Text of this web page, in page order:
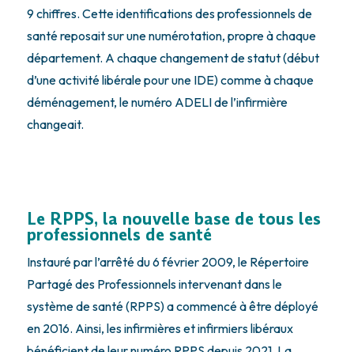
9 chiffres. Cette identifications des professionnels de
santé reposait sur une numérotation, propre à chaque
département. A chaque changement de statut (début
d’une activité libérale pour une IDE) comme à chaque
déménagement, le numéro ADELI de l’infirmière
changeait.
Le RPPS, la nouvelle base de tous les
professionnels de santé
Instauré par l’arrêté du 6 février 2009, le Répertoire
Partagé des Professionnels intervenant dans le
système de santé (RPPS) a commencé à être déployé
en 2016. Ainsi, les infirmières et infirmiers libéraux